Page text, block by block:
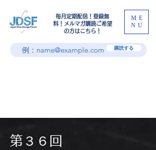
​毎月定期配信！登録無
料！メルマガ購読ご希望
の方はこちら！
ME
NU
購読する
第３６回